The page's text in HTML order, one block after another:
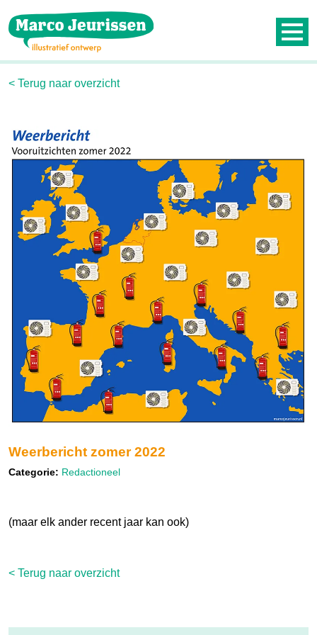
Contact
Nieuwsbrief
< Terug naar overzicht
Weerbericht zomer 2022
Categorie: Redactioneel
(maar elk ander recent jaar kan ook)
< Terug naar overzicht